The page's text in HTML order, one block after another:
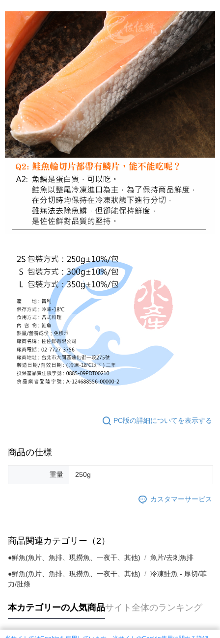
PC版の詳細についてを表示する
商品の仕様
重量 250g
カスタマーサービス
商品関連カテゴリー（2）
●鮮魚(魚片、魚排、現撈魚、一夜干、其他) 魚片/去刺魚排
●鮮魚(魚片、魚排、現撈魚、一夜干、其他)
冷凍鮭魚 - 厚切/菲
力/肚條
本カテゴリーの人気商品サイト全体のランキング